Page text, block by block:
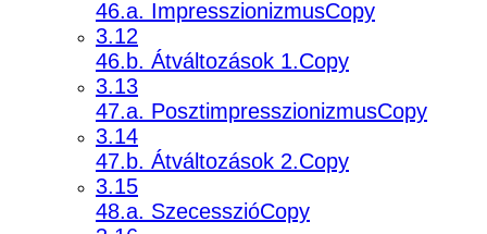
46.a. ImpresszionizmusCopy
3.12
46.b. Átváltozások 1.Copy
3.13
47.a. PosztimpresszionizmusCopy
3.14
47.b. Átváltozások 2.Copy
3.15
48.a. SzecesszióCopy